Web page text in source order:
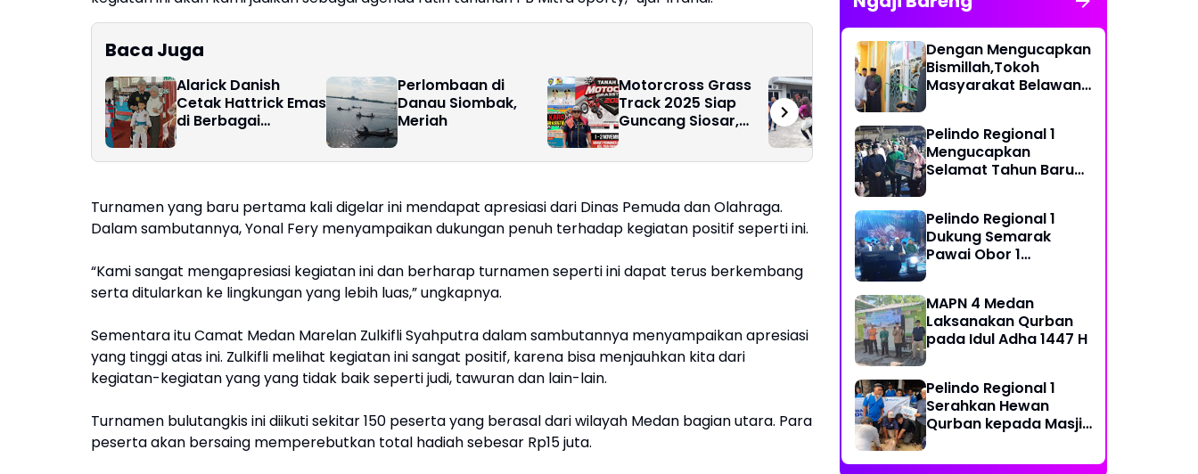
Baca Juga
Alarick Danish
Cetak Hattrick Emas
di Berbagai
Karate
Perlombaan di
Danau Siombak,
Meriah
Motorcross Grass
Track 2025 Siap
Guncang Siosar,
Juta Rupiah
Komandan Resimen
Arhanud 1 Pasgar
Mengikuti Sport
Bersama dan
Sosialisasi
Kesehatan
HUT RI ke-80 di
Turnamen yang baru pertama kali digelar ini mendapat apresiasi dari Dinas Pemuda dan Olahraga.
Dalam sambutannya, Yonal Fery menyampaikan dukungan penuh terhadap kegiatan positif seperti ini.
“Kami sangat mengapresiasi kegiatan ini dan berharap turnamen seperti ini dapat terus berkembang
serta ditularkan ke lingkungan yang lebih luas,” ungkapnya.
Sementara itu Camat Medan Marelan Zulkifli Syahputra dalam sambutannya menyampaikan apresiasi
yang tinggi atas ini. Zulkifli melihat kegiatan ini sangat positif, karena bisa menjauhkan kita dari
kegiatan-kegiatan yang yang tidak baik seperti judi, tawuran dan lain-lain.
Turnamen bulutangkis ini diikuti sekitar 150 peserta yang berasal dari wilayah Medan bagian utara. Para
peserta akan bersaing memperebutkan total hadiah sebesar Rp15 juta.
Dengan Mengucapkan
Bismillah,Tokoh
Masyarakat Belawan,
Pelindo Regional 1
Mengucapkan
Selamat Tahun Baru
Pelindo Regional 1
Dukung Semarak
Pawai Obor 1
MAPN 4 Medan
Laksanakan Qurban
pada Idul Adha 1447 H
Pelindo Regional 1
Serahkan Hewan
Qurban kepada Masjid